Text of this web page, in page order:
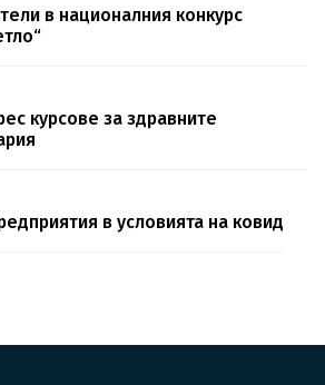
в националния конкурс
курсове за здравните
в условията на ковид